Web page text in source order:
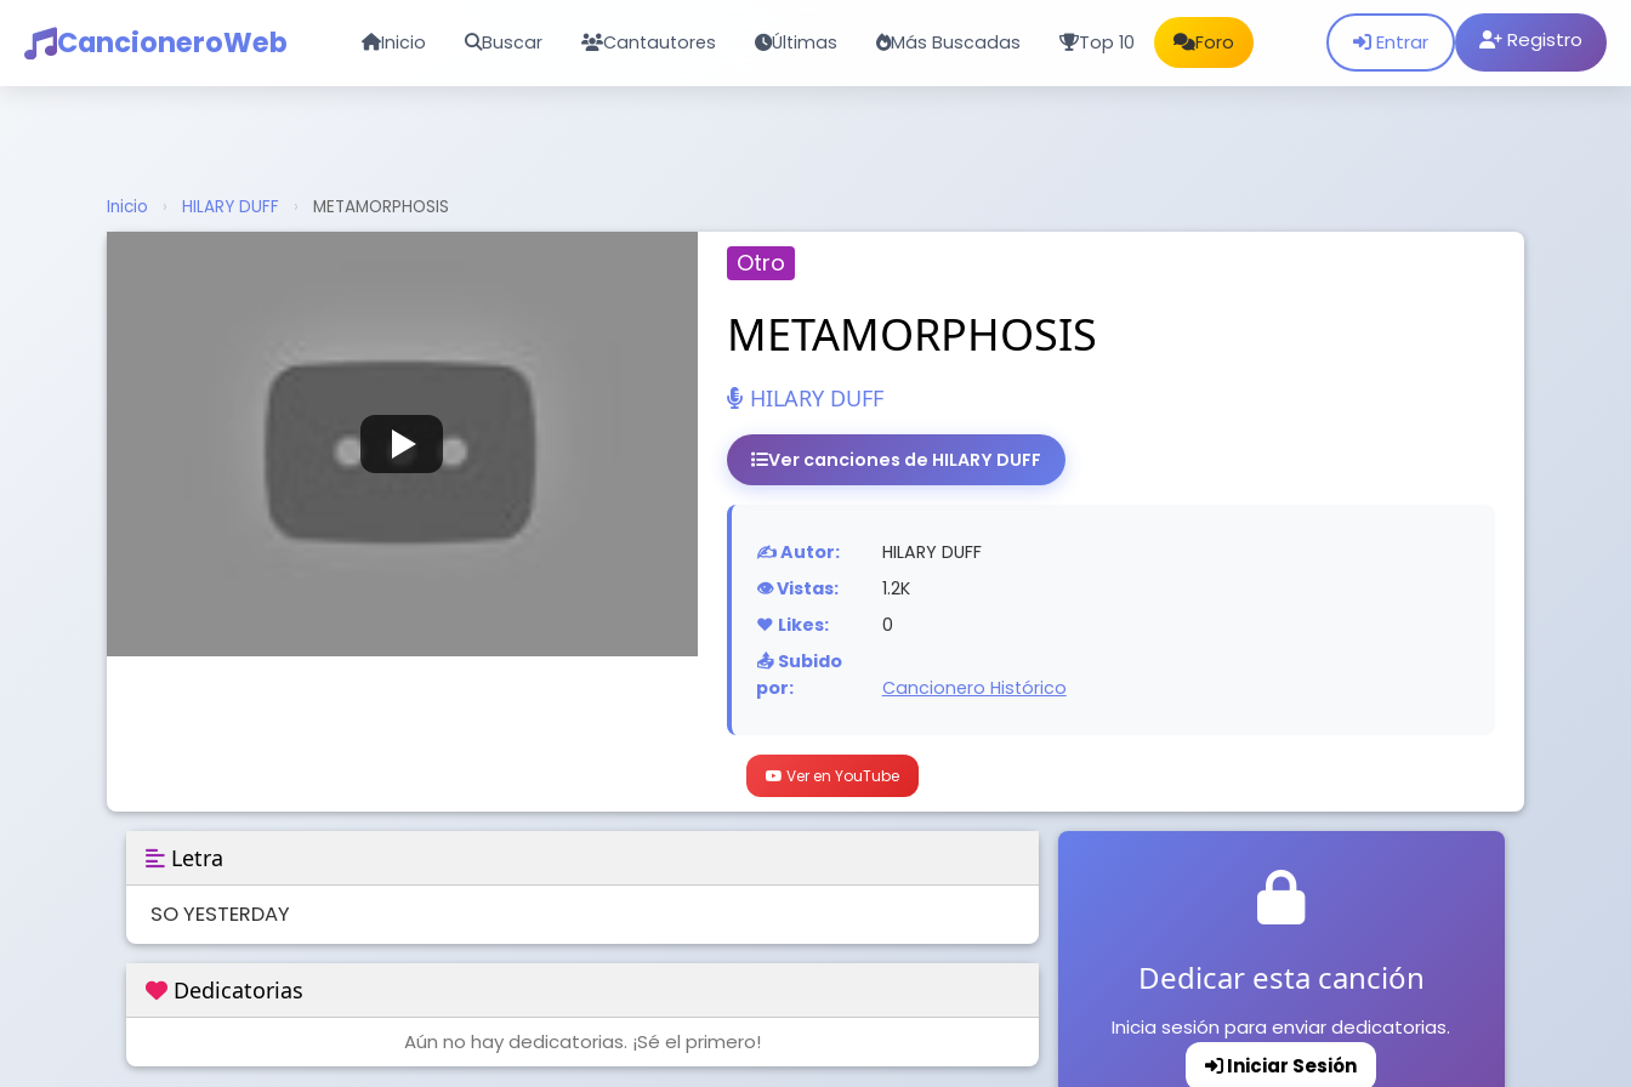
CancioneroWeb Inicio Buscar Cantautores Últimas Más Buscadas Top 10 Foro Entrar Registro
Inicio › HILARY DUFF › METAMORPHOSIS
Otro
METAMORPHOSIS
HILARY DUFF
Ver canciones de HILARY DUFF
✍️ Autor:
HILARY DUFF
👁️ Vistas:
1.2K
❤️ Likes:
0
📤 Subido
por:
Cancionero Histórico
Ver en YouTube
Letra
SO YESTERDAY
Dedicatorias
Aún no hay dedicatorias. ¡Sé el primero!
Dedicar esta canción
Inicia sesión para enviar dedicatorias.
Iniciar Sesión